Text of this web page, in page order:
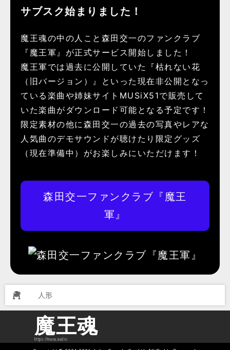
サブスク始まりました！
魔王魂の中の人こと森田交一のファンクラブ
『魔王軍』が正式サービス開始しました！
魔王軍では過去に公開していた『枯れない花
（旧バージョン）』といった現在非公開となっ
ている楽曲や姉妹サイトMUSiX51で販売して
いた楽曲がダウンロード可能となる予定です！
限定素材の他に森田交一の過去の写真やレアな
人気曲のデモサウンドが聴けたり限定グッズ
（現在準備中）がお楽しみにいただけます！
森田交一ファンクラブ『魔王
軍』
人形
魔王魂
https://maou.audio